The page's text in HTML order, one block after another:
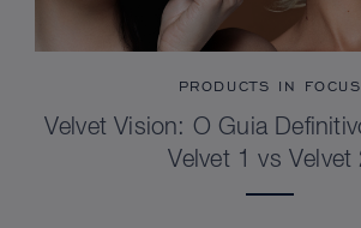
PRODUCTS IN FOCUS
Velvet Vision: O Guia
Velvet 1 vs Velvet